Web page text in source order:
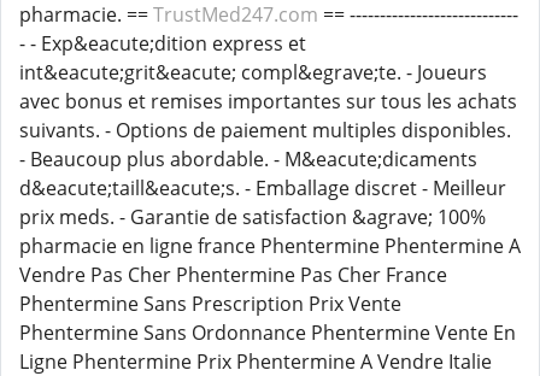
pharmacie. ==TrustMed247.com == ----------------------------
- - Exp&eacute;dition express et
int&eacute;grit&eacute; compl&egrave;te. - Joueurs
avec bonus et remises importantes sur tous les achats
suivants. - Options de paiement multiples disponibles.
- Beaucoup plus abordable. - M&eacute;dicaments
d&eacute;taill&eacute;s. - Emballage discret - Meilleur
prix meds. - Garantie de satisfaction &agrave; 100%
pharmacie en ligne france Phentermine Phentermine A
Vendre Pas Cher Phentermine Pas Cher France
Phentermine Sans Prescription Prix Vente
Phentermine Sans Ordonnance Phentermine Vente En
Ligne Phentermine Prix Phentermine A Vendre Italie